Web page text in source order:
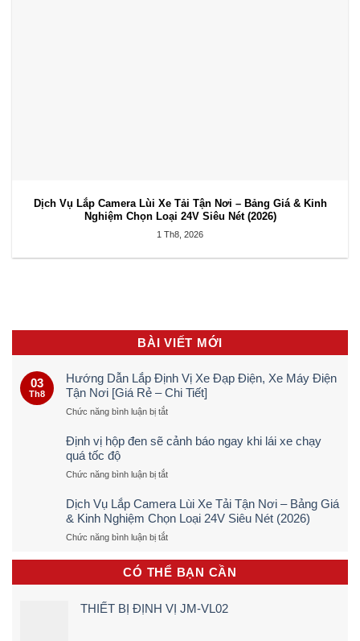
Dịch Vụ Lắp Camera Lùi Xe Tải Tận Nơi – Bảng Giá & Kinh
Nghiệm Chọn Loại 24V Siêu Nét (2026)
1 Th8, 2026
BÀI VIẾT MỚI
03
Th8
Hướng Dẫn Lắp Định Vị Xe Đạp Điện, Xe Máy Điện
Tận Nơi [Giá Rẻ – Chi Tiết]
Chức năng bình luận bị tắtở
Dẫn
Vị
Đạp
Điện,
Máy
Tận
Nơi
Rẻ
Định vị hộp đen sẽ cảnh báo ngay khi lái xe chạy
quá tốc độ
Chức năng bình luận bị tắtở
hộp
đen
sẽ
báo
ngay
lái
xe
Dịch Vụ Lắp Camera Lùi Xe Tải Tận Nơi – Bảng Giá
& Kinh Nghiệm Chọn Loại 24V Siêu Nét (2026)
Chức năng bình luận bị tắtở
Vụ
Lắp
Xe
CÓ THỂ BẠN CẦN
THIẾT BỊ ĐỊNH VỊ JM-VL02